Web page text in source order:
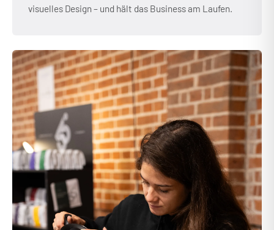
visuelles Design – und hält das Business am Laufen.